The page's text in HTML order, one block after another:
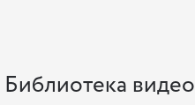
Библиотека